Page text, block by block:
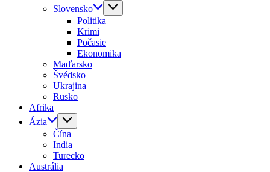
Slovensko
Politika
Krimi
Počasie
Ekonomika
Maďarsko
Švédsko
Ukrajina
Rusko
Afrika
Ázia
Čína
India
Turecko
Austrália